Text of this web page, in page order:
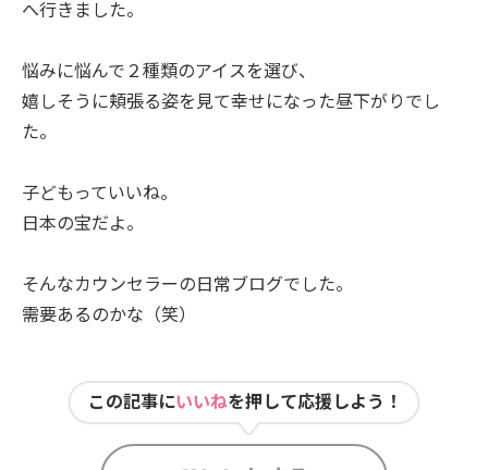
へ行きました。
悩みに悩んで２種類のアイスを選び、
嬉しそうに頬張る姿を見て幸せになった昼下がりでし
た。
子どもっていいね。
日本の宝だよ。
そんなカウンセラーの日常ブログでした。
需要あるのかな（笑）
この記事にいいねを押して応援しよう！